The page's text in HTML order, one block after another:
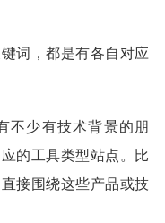
词，都是有各自对应
不少有技术背景的朋
的工具类型站点。比
接围绕这些产品或技